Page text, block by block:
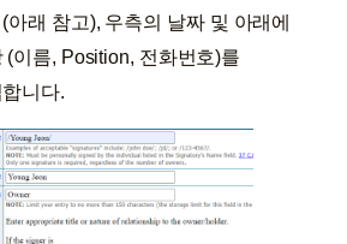
아래 참고), 우측의 날짜 및 아래에
(이름, Position, 전화번호)를
니다.